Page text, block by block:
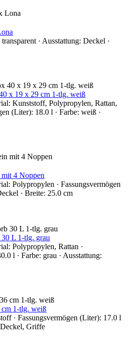
· Ausstattung: Deckel ·
x 19 x 29 cm 1-tlg. weiß
Kunststoff, Polypropylen, Rattan,
(Liter): 18.0 l · Farbe: weiß ·
4 Noppen
Polypropylen · Fassungsvermögen
· Breite: 25.0 cm
L 1-tlg. grau
Polypropylen, Rattan ·
l · Farbe: grau · Ausstattung:
1-tlg. weiß
· Fassungsvermögen (Liter): 17.0 l
Deckel, Griffe